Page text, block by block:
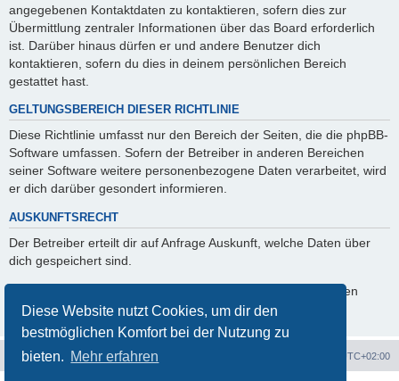
Diese Website nutzt Cookies, um dir den
bestmöglichen Komfort bei der Nutzung zu
bieten. Mehr erfahren
angegebenen Kontaktdaten zu kontaktieren, sofern dies zur
Übermittlung zentraler Informationen über das Board erforderlich
ist. Darüber hinaus dürfen er und andere Benutzer dich
kontaktieren, sofern du dies in deinem persönlichen Bereich
gestattet hast.
GELTUNGSBEREICH DIESER RICHTLINIE
Diese Richtlinie umfasst nur den Bereich der Seiten, die die phpBB-
Software umfassen. Sofern der Betreiber in anderen Bereichen
seiner Software weitere personenbezogene Daten verarbeitet, wird
er dich darüber gesondert informieren.
AUSKUNFTSRECHT
Der Betreiber erteilt dir auf Anfrage Auskunft, welche Daten über
dich gespeichert sind.
Du kannst jederzeit die Löschung bzw. Sperrung deiner Daten
verlangen. Kontaktiere hierzu bitte den Betreiber.
Portal Foren-Übersicht UTC+02:00